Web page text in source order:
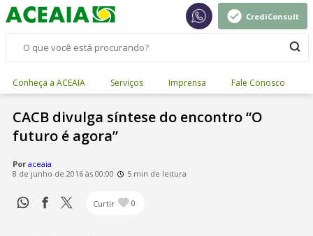
CrediConsult
Conheça a ACEAIA Serviços Imprensa Fale Conosco
CACB divulga síntese do encontro “O
futuro é agora”
Por aceaia
8 de junho de 2016 às 00:00
5 min de leitura
Curtir 0